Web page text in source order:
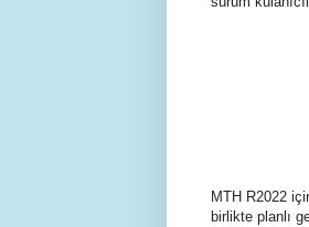
MTH R2022
birlikte planlı